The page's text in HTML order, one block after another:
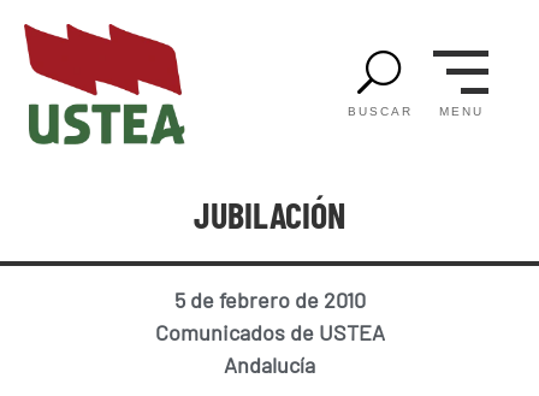
U
BUSCAR MENU
JUBILACIÓN
5 de febrero de 2010
Comunicados de USTEA
Andalucía